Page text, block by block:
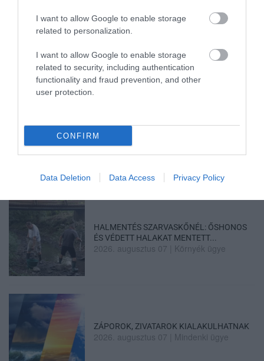
I want to allow Google to enable storage
related to personalization.
I want to allow Google to enable storage
related to security, including authentication
functionality and fraud prevention, and other
user protection.
CONFIRM
Data Deletion Data Access Privacy Policy
2026. augusztus 07|Mindenki ügye
MINDHÁROM ÜTEMBEN DOLGOZNAK A 25-
ÖS FŐÚTON EGERBEN
2026. augusztus 07|Eger ügye
HALMENTÉS SZARVASKŐNÉL: ŐSHONOS
ÉS VÉDETT HALAKAT MENTETT...
2026. augusztus 07 Környék ügye
ZÁPOROK, ZIVATAROK KIALAKULHATNAK
2026. augusztus 07 Mindenki ügye